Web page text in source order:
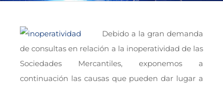
Debido a la gran demanda
de consultas en relación a la inoperatividad de las
Sociedades Mercantiles, exponemos a
continuación las causas que pueden dar lugar a